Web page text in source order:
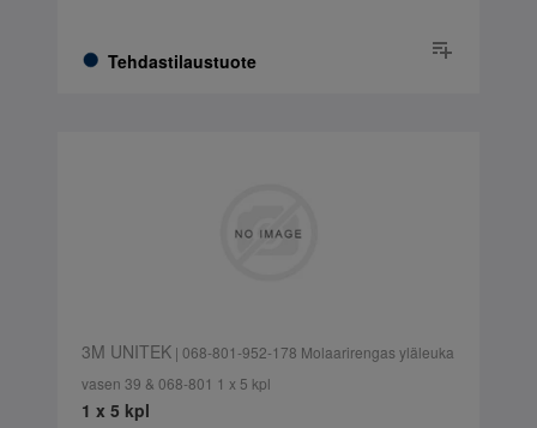
Tehdastilaustuote
3M UNITEK| 068-801-952-178 Molaarirengas yläleuka
vasen 39 & 068-801 1 x 5 kpl
1 x 5 kpl